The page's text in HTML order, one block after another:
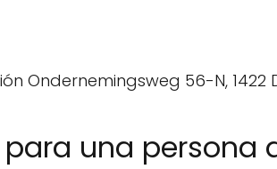
Ondernemingsweg 56-N, 1422
una persona